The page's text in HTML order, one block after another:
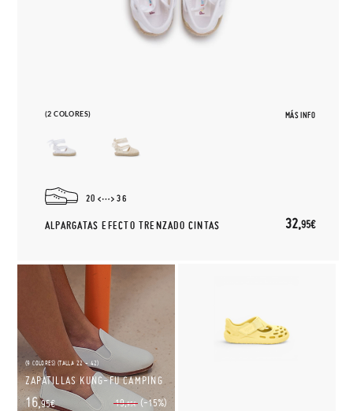
(2 COLORES) MÁS INFO
20 36
ALPARGATAS EFECTO TRENZADO CINTAS 32,95€
(9 COLORES) (TALLA 22 - 42)
ZAPATILLAS KUNG-FU CAMPING
19,95€ (-15%)
16,95€